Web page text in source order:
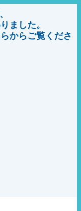
ました。
からご覧くださ